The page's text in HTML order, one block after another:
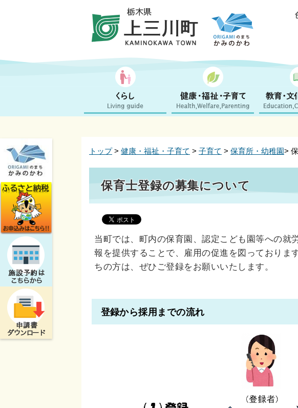
トップ> 健康・福祉・子育て > 子育て > 保育所・幼稚園>
保育士登録の募集について
当町では、町内の保育園、認定こども園等への就
報を提供することで、雇用の促進を図っておりま
ちの方は、ぜひご登録をお願いいたします。
登録から採用までの流れ